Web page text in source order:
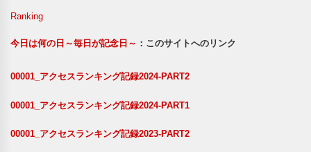
Ranking
今日は何の日～毎日が記念日～ ：このサイトへのリンク
00001_アクセスランキング記録2024-PART2
00001_アクセスランキング記録2024-PART1
00001_アクセスランキング記録2023-PART2